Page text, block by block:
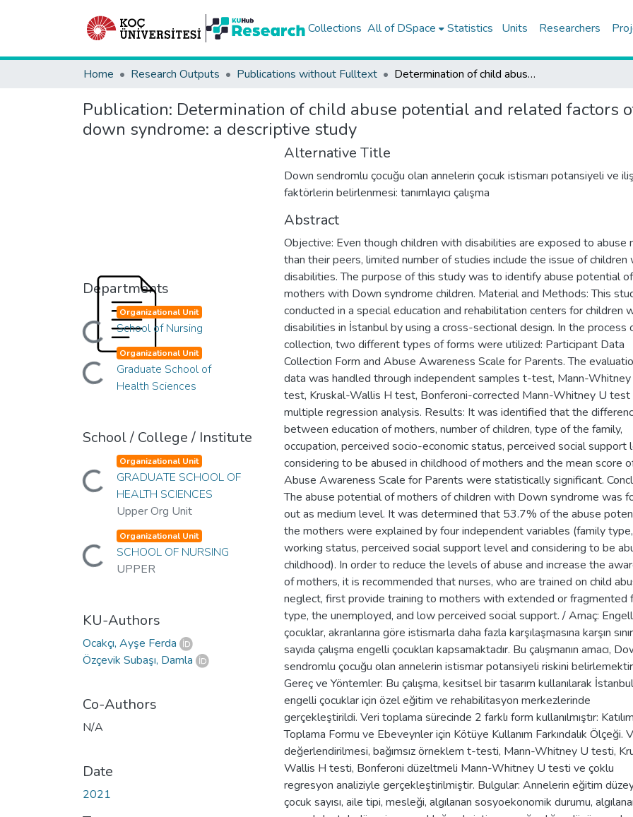
Collections All of DSpace Statistics Units Researchers
Home Research Outputs Publications without Fulltext Determination of child abuse potential and related factors of mothers with children with down syndrome: a descriptive study
Publication: Determination of child abuse potential and related factors
down syndrome: a descriptive study
Departments
Loading... Organizational Unit
School of Nursing
Loading... Organizational Unit
Graduate School of
Health Sciences
School / College / Institute
Loading... Organizational Unit
GRADUATE SCHOOL OF
HEALTH SCIENCES
Upper Org Unit
Loading... Organizational Unit
SCHOOL OF NURSING
UPPER
KU-Authors
Ocakçı, Ayşe Ferda
Özçevik Subaşı, Damla
Co-Authors
N/A
Date
2021
Alternative Title
Down sendromlu çocuğu olan annelerin çocuk istismarı potansiyeli ve
faktörlerin belirlenmesi: tanımlayıcı çalışma
Abstract
Objective: Even though children with disabilities are exposed to abuse
than their peers, limited number of studies include the issue of children
disabilities. The purpose of this study was to identify abuse potential of
mothers with Down syndrome children. Material and Methods: This
conducted in a special education and rehabilitation centers for children
disabilities in İstanbul by using a cross-sectional design. In the process
collection, two different types of forms were utilized: Participant Data
Collection Form and Abuse Awareness Scale for Parents. The
data was handled through independent samples t-test, Mann-Whitney
test, Kruskal-Wallis H test, Bonferoni-corrected Mann-Whitney U test
multiple regression analysis. Results: It was identified that the
between education of mothers, number of children, type of the family,
occupation, perceived socio-economic status, perceived social support
considering to be abused in childhood of mothers and the mean score
Abuse Awareness Scale for Parents were statistically significant.
The abuse potential of mothers of children with Down syndrome was
out as medium level. It was determined that 53.7% of the abuse
the mothers were explained by four independent variables (family type,
working status, perceived social support level and considering to be
childhood). In order to reduce the levels of abuse and increase the
of mothers, it is recommended that nurses, who are trained on child
neglect, first provide training to mothers with extended or fragmented
type, the unemployed, and low perceived social support. / Amaç:
çocuklar, akranlarına göre istismarla daha fazla karşılaşmasına karşın
sayıda çalışma engelli çocukları kapsamaktadır. Bu çalışmanın amacı,
sendromlu çocuğu olan annelerin istismar potansiyeli riskini
Gereç ve Yöntemler: Bu çalışma, kesitsel bir tasarım kullanılarak
engelli çocuklar için özel eğitim ve rehabilitasyon merkezlerinde
gerçekleştirildi. Veri toplama sürecinde 2 farklı form kullanılmıştır:
Toplama Formu ve Ebeveynler için Kötüye Kullanım Farkındalık Ölçeği.
değerlendirilmesi, bağımsız örneklem t-testi, Mann-Whitney U testi,
Wallis H testi, Bonferoni düzeltmeli Mann-Whitney U testi ve çoklu
regresyon analiziyle gerçekleştirilmiştir. Bulgular: Annelerin eğitim
çocuk sayısı, aile tipi, mesleği, algılanan sosyoekonomik durumu,